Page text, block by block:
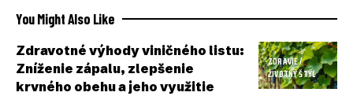
You Might Also Like
ZDRAVIE /
ŽIVOTNÝ ŠTÝL
Zdravotné výhody viničného listu:
Zníženie zápalu, zlepšenie
krvného obehu a jeho využitie